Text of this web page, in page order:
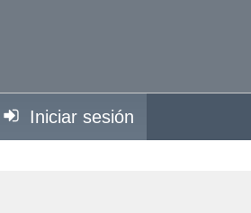
Iniciar sesión